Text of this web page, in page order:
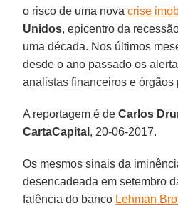
o risco de uma novacrise
Unidos, epicentro da
uma década. Nos últimos
desde o ano passado os
analistas financeiros e órgãos
A reportagem é deCarlos
CartaCapital , 20-06-2017.
Os mesmos sinais da
desencadeada em setembro
falência do banco Lehman